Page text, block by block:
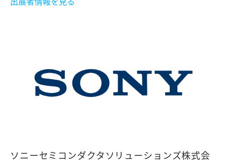
ソニーセミコンダクタソリューションズ株式会